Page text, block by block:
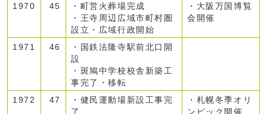
1970
45
・町営火葬場完成
・王寺周辺広域市町村圏
設立・広域行政開始
・大阪万国博覧
会開催
1971 46
・国鉄法隆寺駅前北口開
設
・斑鳩中学校校舎新築工
事完了・移転
1972
47
・健民運動場新設工事完
了
・札幌冬季オリ
ンピック開催